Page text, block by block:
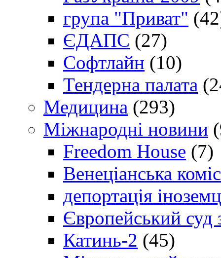
група "Приват"
ЄДАПС (27)
Софтлайн (10)
Тендерна палата
Медицина (293)
Міжнародні новини
Freedom House (7)
Венеціанська
депортація
Європейський
Катинь-2 (45)